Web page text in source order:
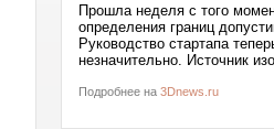
Прошла неделя с того
определения границ
Руководство стартапа
незначительно. Источник
Подробнее на 3Dnews.ru